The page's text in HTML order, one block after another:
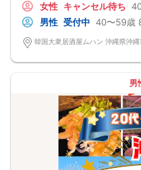
女性 キャンセル待ち
男性 受付中 40〜59歳
韓国大衆居酒屋ムハン 沖縄県沖
男